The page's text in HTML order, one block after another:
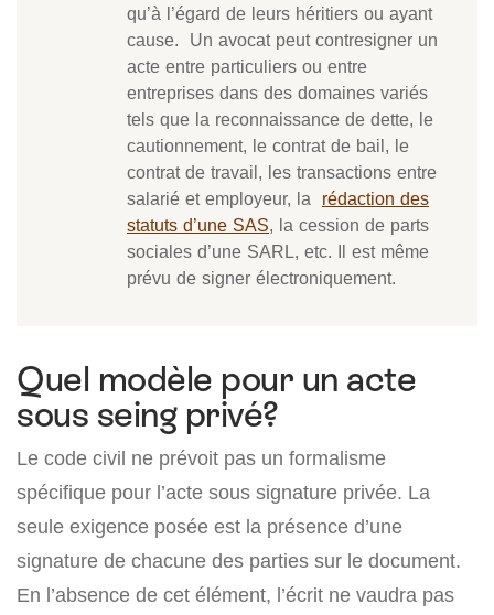
qu’à l’égard de leurs héritiers ou ayant
cause. Un avocat peut contresigner un
acte entre particuliers ou entre
entreprises dans des domaines variés
tels que la reconnaissance de dette, le
cautionnement, le contrat de bail, le
contrat de travail, les transactions entre
salarié et employeur, la rédaction des
statuts d’une SAS, la cession de parts
sociales d’une SARL, etc. Il est même
prévu de signer électroniquement.
Quel modèle pour un acte
sous seing privé?
Le code civil ne prévoit pas un formalisme
spécifique pour l’acte sous signature privée. La
seule exigence posée est la présence d’une
signature de chacune des parties sur le document.
En l’absence de cet élément, l’écrit ne vaudra pas